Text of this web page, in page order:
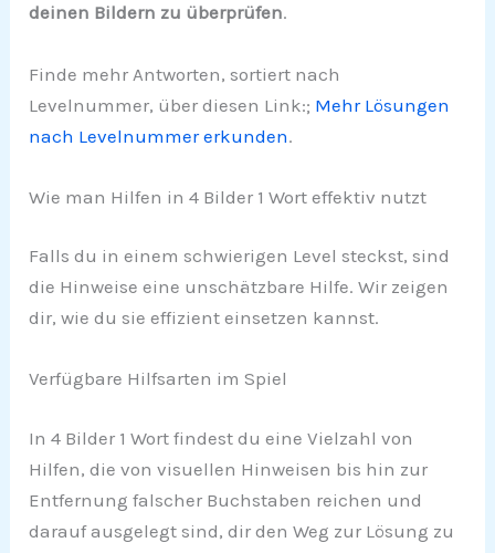
deinen Bildern zu überprüfen.
Finde mehr Antworten, sortiert nach
Levelnummer, über diesen Link:; Mehr Lösungen
nach Levelnummer erkunden.
Wie man Hilfen in 4 Bilder 1 Wort effektiv nutzt
Falls du in einem schwierigen Level steckst, sind
die Hinweise eine unschätzbare Hilfe. Wir zeigen
dir, wie du sie effizient einsetzen kannst.
Verfügbare Hilfsarten im Spiel
In 4 Bilder 1 Wort findest du eine Vielzahl von
Hilfen, die von visuellen Hinweisen bis hin zur
Entfernung falscher Buchstaben reichen und
darauf ausgelegt sind, dir den Weg zur Lösung zu